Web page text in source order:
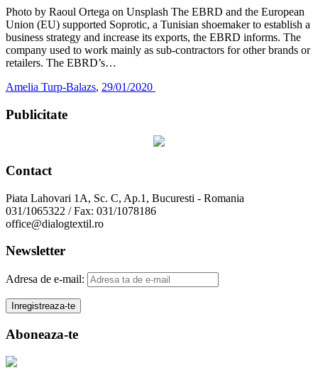
Photo by Raoul Ortega on Unsplash The EBRD and the European
Union (EU) supported Soprotic, a Tunisian shoemaker to establish a
business strategy and increase its exports, the EBRD informs. The
company used to work mainly as sub-contractors for other brands or
retailers. The EBRD’s…
Amelia Turp-Balazs, 29/01/2020
Publicitate
Contact
Piata Lahovari 1A, Sc. C, Ap.1, Bucuresti - Romania
031/1065322 / Fax: 031/1078186
office@dialogtextil.ro
Newsletter
Adresa de e-mail:
Aboneaza-te